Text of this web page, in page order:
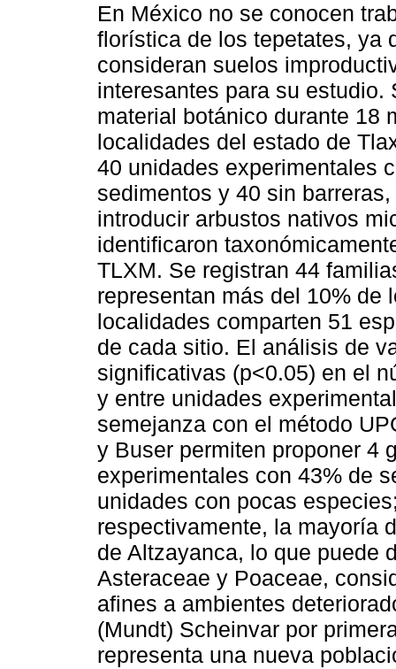
En México no se conocen
florística de los tepetates, ya
consideran suelos
interesantes para su estudio.
material botánico durante 18
localidades del estado de
40 unidades experimentales
sedimentos y 40 sin
introducir arbustos nativos
identificaron
TLXM. Se registran 44
representan más del 10% de
localidades comparten 51
de cada sitio. El análisis de
significativas (p<0.05) en el
y entre unidades
semejanza con el método
y Buser permiten proponer 4
experimentales con 43% de
unidades con pocas
respectivamente, la mayoría
de Altzayanca, lo que puede
Asteraceae y Poaceae,
afines a ambientes
(Mundt) Scheinvar por
representa una nueva